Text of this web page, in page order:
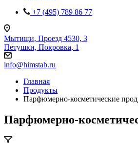
+7 (495) 789 86 77
Мытищи, Проезд 4530, 3
Петушки, Покровка, 1
info@himstab.ru
Главная
Продукты
Парфюмерно-косметические
Парфюмерно-